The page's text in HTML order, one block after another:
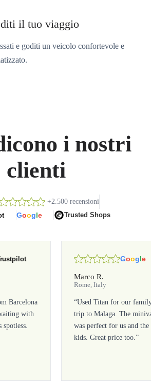
il tuo viaggio
e goditi un veicolo confortevole e
i nostri
clienti
+2.500 recensioni
Google Trusted Shops
Barcelona
with
Google
Marco R.
Rome, Italy
“Used Titan for our
trip to Malaga. The
was perfect for us and the
kids. Great price too.”